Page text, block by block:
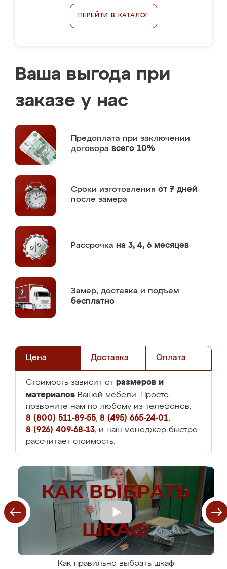
ПЕРЕЙТИ В КАТАЛОГ
Ваша выгода при
заказе у нас
Предоплата при заключении
договора всего 10%
Сроки изготовления от 7 дней
после замера
Рассрочка на 3, 4, 6 месяцев
Замер, доставка и подъем
бесплатно
Цена Доставка Оплата
Стоимость зависит от размеров и
материалов Вашей мебели. Просто
позвоните нам по любому из телефонов:
8 (800) 511-89-55, 8 (495) 665-24-01,
8 (926) 409-68-13, и наш менеджер быстро
рассчитает стоимость.
Как правильно выбрать шкаф